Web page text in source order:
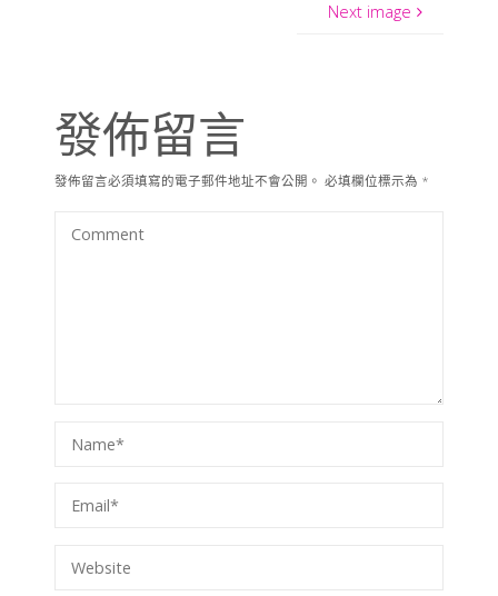
Next image
發佈留言
發佈留言必須填寫的電子郵件地址不會公開。 必填欄位標示為 *